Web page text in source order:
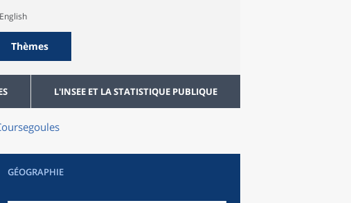
English
Thèmes
L'INSEE ET LA STATISTIQUE PUBLIQUE
GÉOGRAPHIE